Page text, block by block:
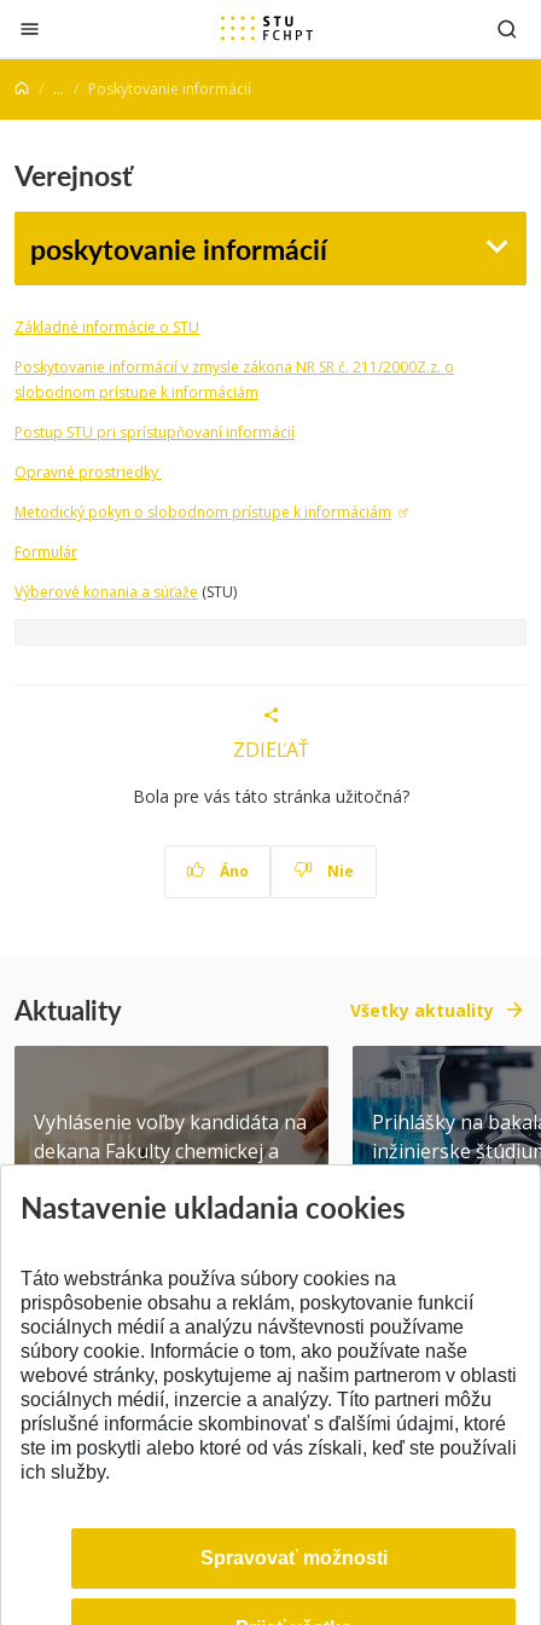
Prejsť na obsah
... Poskytovanie informácií
Verejnosť
poskytovanie informácií
Základné informácie o STU
Poskytovanie informácií v zmysle zákona NR SR č. 211/2000Z.z. o
slobodnom prístupe k informáciám
Postup STU pri sprístupňovaní informácií
Opravné prostriedky
Metodický pokyn o slobodnom prístupe k informáciám
Formulár
Výberové konania a súťaže (STU)
ZDIEĽAŤ
Bola pre vás táto stránka užitočná?
Áno Nie
Aktuality Všetky aktuality
Vyhlásenie voľby kandidáta na
dekana Fakulty chemickej a
Publikované 31.07.2026
Prihlášky na
inžinierske
Publikované
SPÄŤ NA VRCH
Nastavenie ukladania cookies
Táto webstránka používa súbory cookies na
prispôsobenie obsahu a reklám, poskytovanie funkcií
sociálnych médií a analýzu návštevnosti používame
súbory cookie. Informácie o tom, ako používate naše
webové stránky, poskytujeme aj našim partnerom v oblasti
sociálnych médií, inzercie a analýzy. Títo partneri môžu
príslušné informácie skombinovať s ďalšími údajmi, ktoré
ste im poskytli alebo ktoré od vás získali, keď ste používali
ich služby.
Spravovať možnosti